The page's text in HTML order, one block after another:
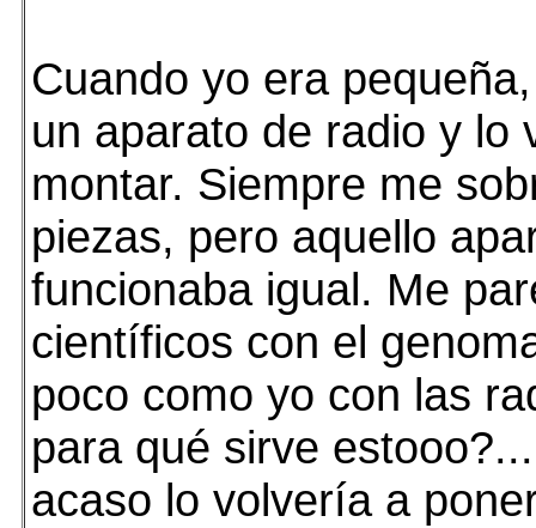
Cuando yo era
un aparato de radio y lo
montar. Siempre me
piezas, pero aquello
funcionaba igual. Me
científicos con el
poco como yo con las
para qué sirve
acaso lo volvería a